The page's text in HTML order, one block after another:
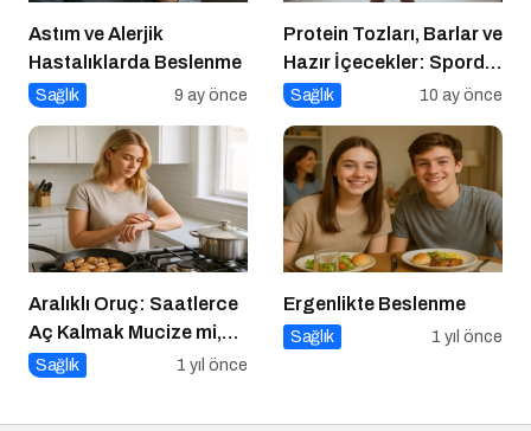
Astım ve Alerjik
Hastalıklarda Beslenme
Sağlık 9 ay önce
Protein Tozları, Barlar ve
Hazır İçecekler: Sporda
Takviye mi, Tuzak mı?
Sağlık 10 ay önce
Aralıklı Oruç: Saatlerce
Aç Kalmak Mucize mi,
Geçici Bir Trend Mi?
Sağlık 1 yıl önce
Ergenlikte Beslenme
Sağlık 1 yıl önce